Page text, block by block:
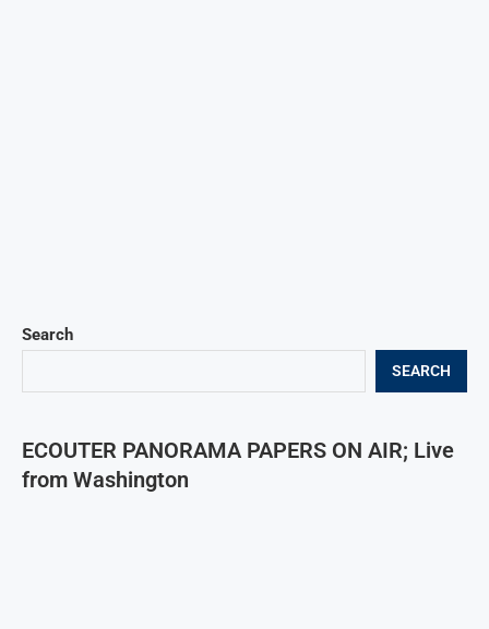
Search
SEARCH
ECOUTER PANORAMA PAPERS ON AIR; Live
from Washington